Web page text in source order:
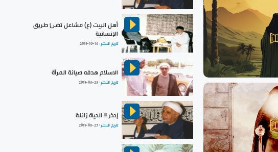
أهل البيت (ع) مشاعل تضئ طريق
الإنسانية
تاريخ النشر :2019-10-16
الاسلام هدفه صيانة المرأة
تاريخ النشر :2019-06-23
إحذر !!! الحياة زائلة
تاريخ النشر :2019-06-25